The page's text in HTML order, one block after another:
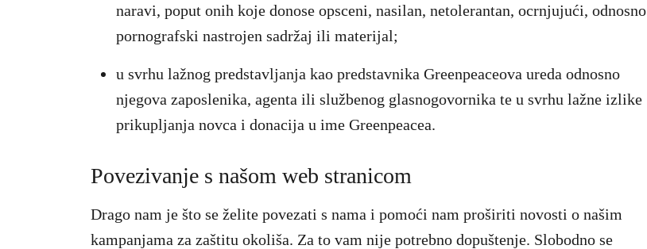
naravi, poput onih koje donose opsceni, nasilan, netolerantan, ocrnjujući, odnosno
pornografski nastrojen sadržaj ili materijal;
u svrhu lažnog predstavljanja kao predstavnika Greenpeaceova ureda odnosno
njegova zaposlenika, agenta ili službenog glasnogovornika te u svrhu lažne izlike
prikupljanja novca i donacija u ime Greenpeacea.
Povezivanje s našom web stranicom
Drago nam je što se želite povezati s nama i pomoći nam proširiti novosti o našim
kampanjama za zaštitu okoliša. Za to vam nije potrebno dopuštenje. Slobodno se